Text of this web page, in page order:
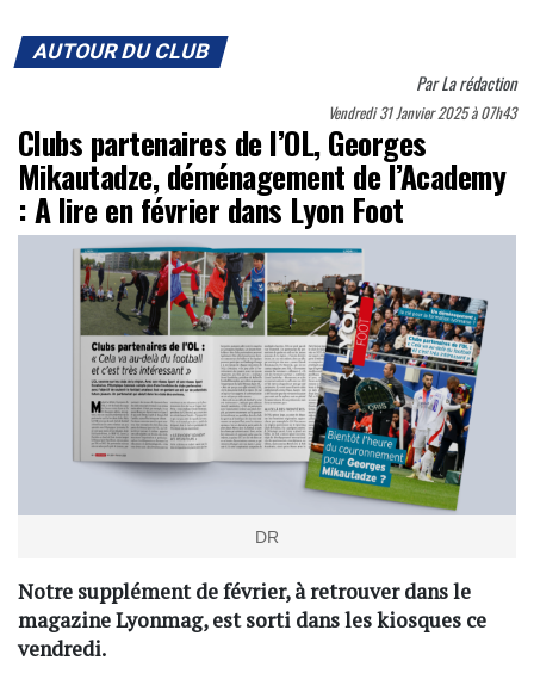
AUTOUR DU CLUB
ParLa rédaction
Vendredi 31 Janvier 2025 à 07h43
Clubs partenaires de l’OL, Georges
Mikautadze, déménagement de l’Academy
: A lire en février dans Lyon Foot
DR
Notre supplément de février, à retrouver dans le
magazine Lyonmag, est sorti dans les kiosques ce
vendredi.